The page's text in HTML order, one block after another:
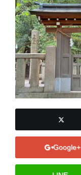
Google+